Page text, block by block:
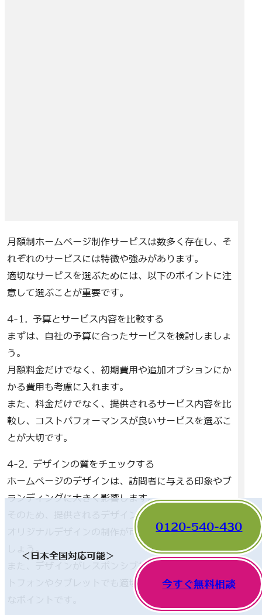
月額制ホームページ制作サービスは数多く存在し、そ
れぞれのサービスには特徴や強みがあります。
適切なサービスを選ぶためには、以下のポイントに注
意して選ぶことが重要です。
4-1. 予算とサービス内容を比較する
まずは、自社の予算に合ったサービスを検討しましょ
う。
月額料金だけでなく、初期費用や追加オプションにか
かる費用も考慮に入れます。
また、料金だけでなく、提供されるサービス内容を比
較し、コストパフォーマンスが良いサービスを選ぶこ
とが大切です。
4-2. デザインの質をチェックする
ホームページのデザインは、訪問者に与える印象やブ
ランディングに大きく影響します。
そのため、提供されるデザインテンプレートの質や、
オリジナルデザインの制作が可能かどうかを確認しま
また、デザインがレスポンシブ対応であるか、スマー
トフォンやタブレットでも適切に表示されるかも重要
＜日本全国対応可能＞
0120-540-430
今すぐ無料相談